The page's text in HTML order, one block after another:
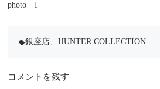
photo I
local_offer銀座店、HUNTER COLLECTION
コメントを残す